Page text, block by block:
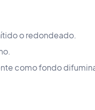
o redondeado.
como fondo